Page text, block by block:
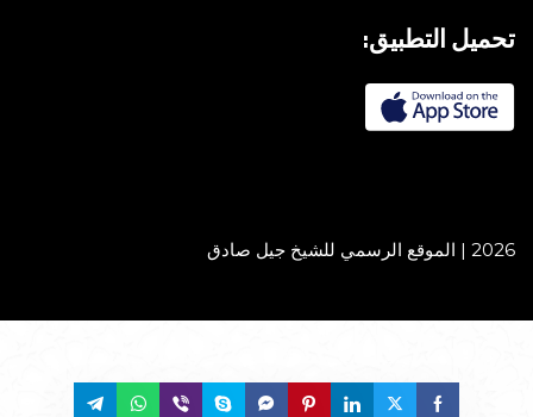
تحميل التطبيق:
2026 | الموقع الرسمي للشيخ جيل صادق